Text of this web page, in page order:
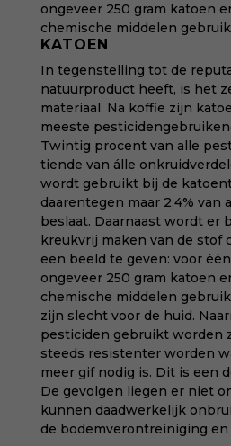
ongeveer 250 gram katoen
chemische middelen
KATOEN
In tegenstelling tot de
natuurproduct heeft, is het
materiaal. Na koffie zijn
meeste
Twintig procent van alle
tiende van álle
wordt gebruikt bij de
daarentegen maar 2,4% van
beslaat. Daarnaast wordt er
kreukvrij maken van de stof
een beeld te geven: voor
ongeveer 250 gram katoen
chemische middelen
zijn slecht voor de huid.
pesticiden gebruikt worden
steeds resistenter worden
meer gif nodig is. Dit is een
De gevolgen liegen er niet
kunnen daadwerkelijk
de bodemverontreiniging en